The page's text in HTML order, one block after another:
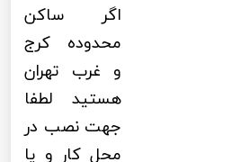
اگر ساکن
محدوده کرج
و غرب تهران
هستید لطفا
جهت نصب در
محل کار و یا